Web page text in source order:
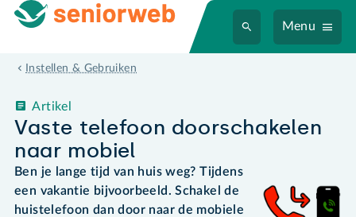
Menu
Instellen & Gebruiken
Vaste telefoon doorschakelen
naar mobiel
Artikel
Ben je lange tijd van huis weg? Tijdens
een vakantie bijvoorbeeld. Schakel de
huistelefoon dan door naar de mobiele